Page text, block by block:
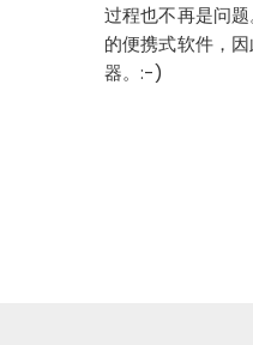
过程也不再是问
的便携式软件，
器。:-)